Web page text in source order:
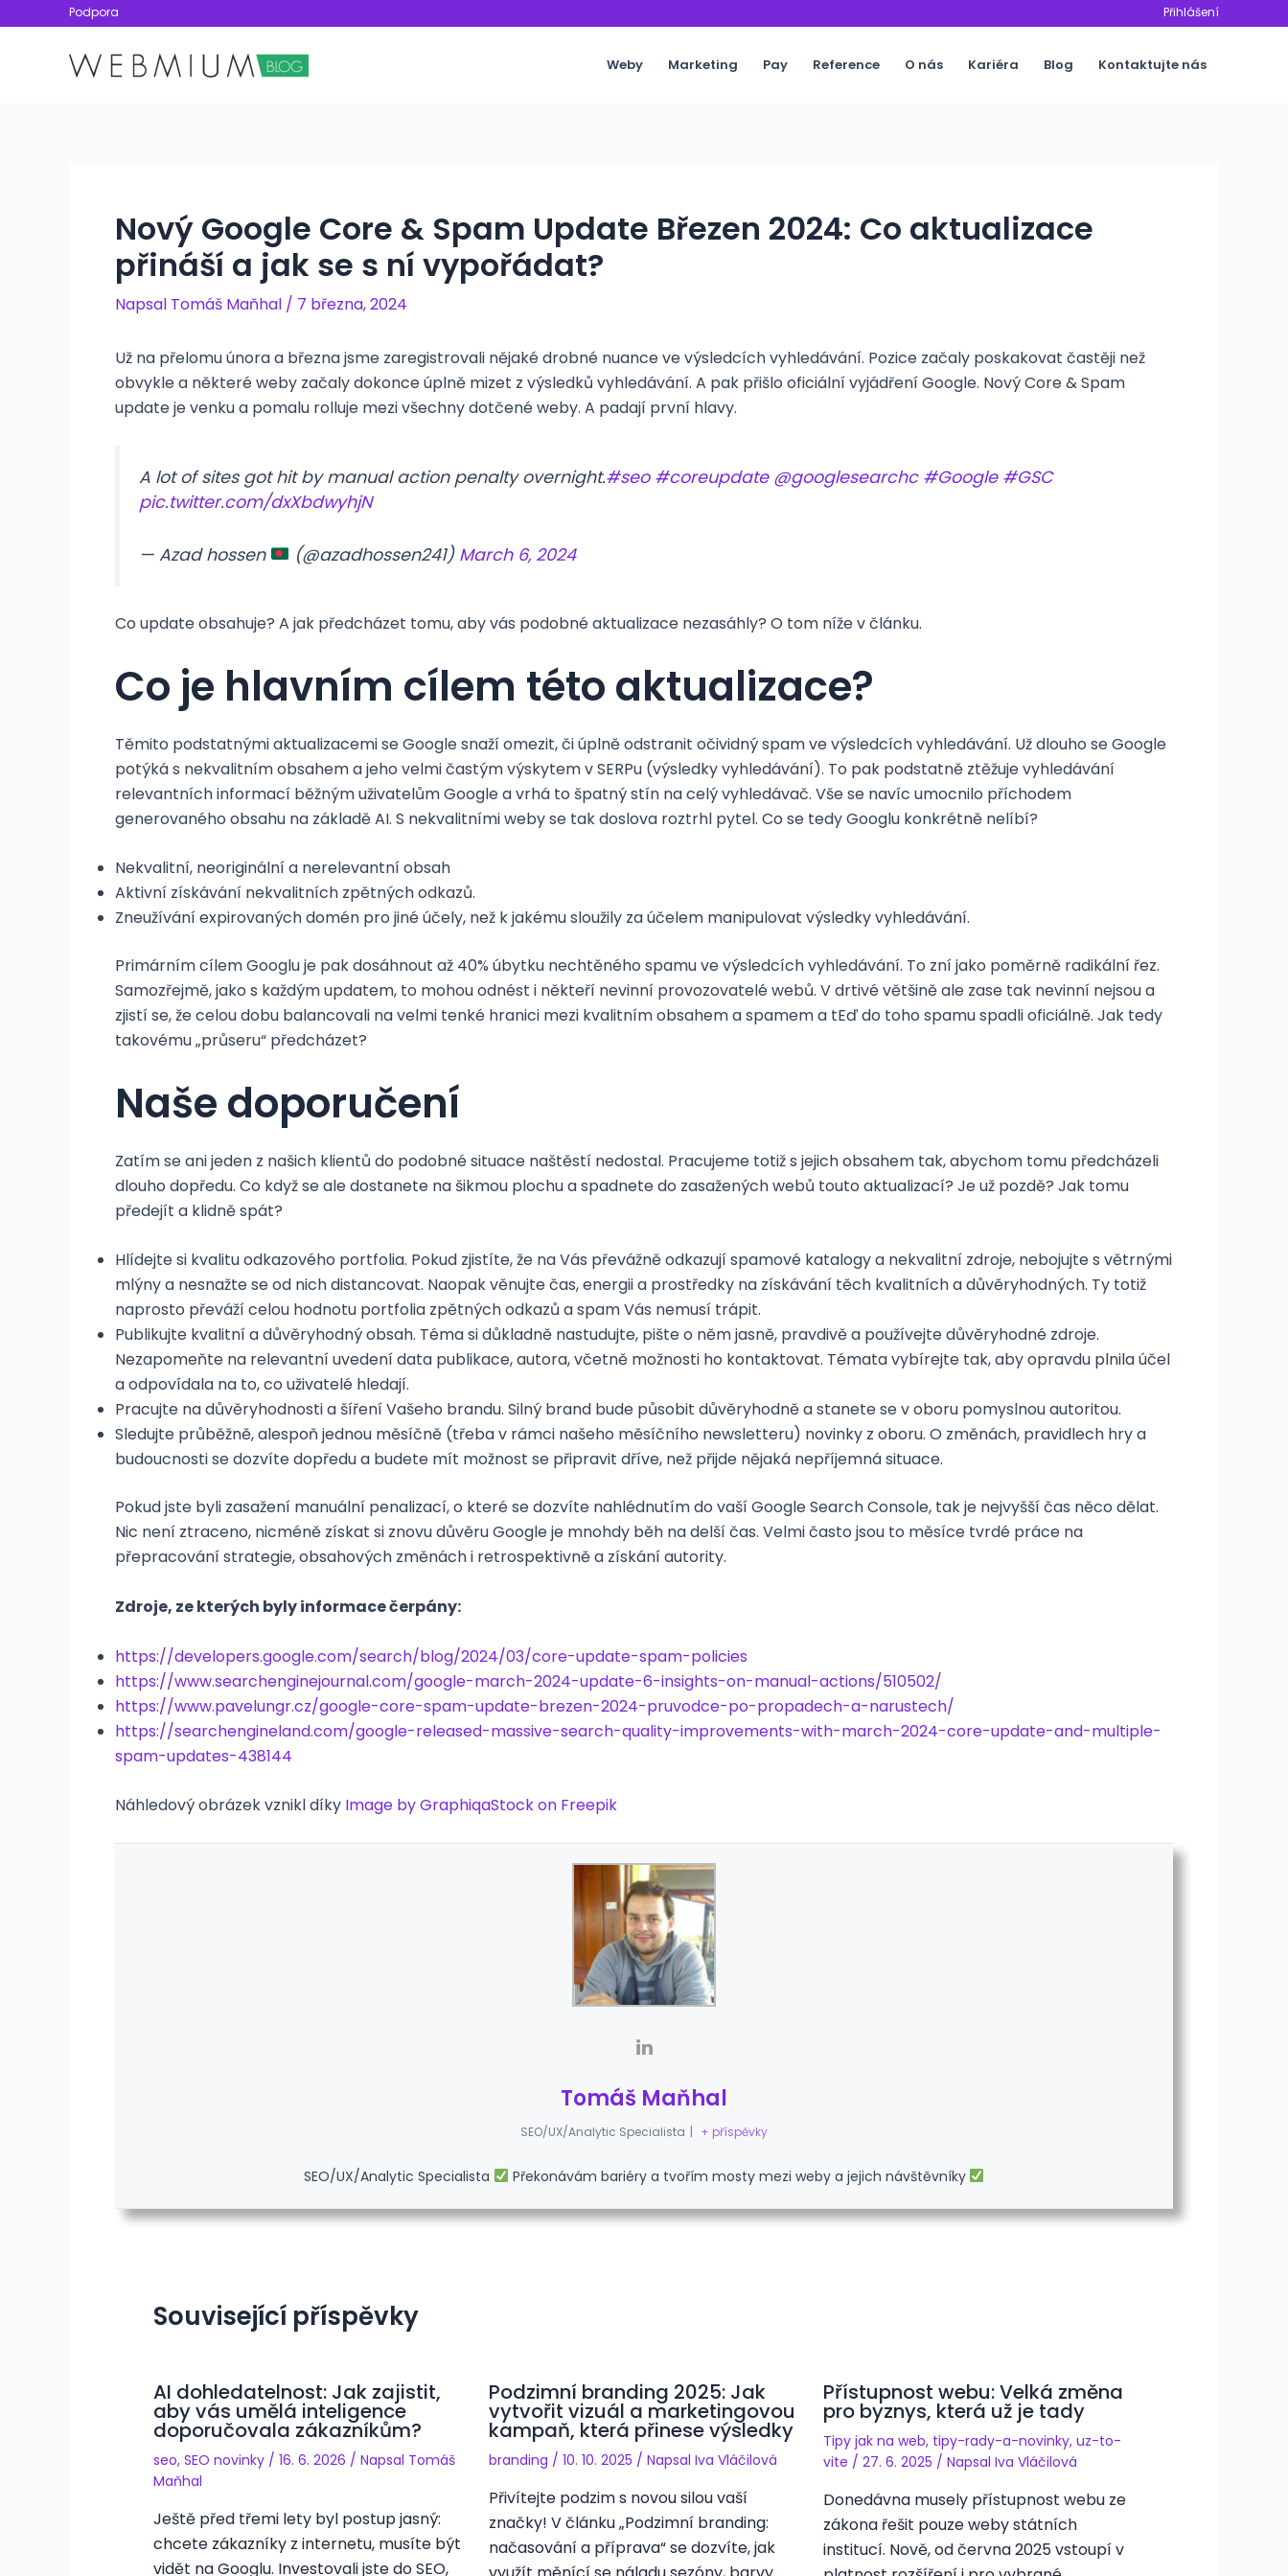
Podpora Přihlášení
Weby Marketing Pay Reference O nás Kariéra Blog Kontaktujte nás
Nový Google Core & Spam Update Březen 2024: Co aktualizace
přináší a jak se s ní vypořádat?
Napsal Tomáš Maňhal / 7 března, 2024
Už na přelomu února a března jsme zaregistrovali nějaké drobné nuance ve výsledcích vyhledávání. Pozice začaly poskakovat častěji než
obvykle a některé weby začaly dokonce úplně mizet z výsledků vyhledávání. A pak přišlo oficiální vyjádření Google. Nový Core & Spam
update je venku a pomalu rolluje mezi všechny dotčené weby. A padají první hlavy.
A lot of sites got hit by manual action penalty overnight.#seo #coreupdate @googlesearchc #Google #GSC
pic.twitter.com/dxXbdwyhjN
— Azad hossen (@azadhossen241) March 6, 2024
Co update obsahuje? A jak předcházet tomu, aby vás podobné aktualizace nezasáhly? O tom níže v článku.
Co je hlavním cílem této aktualizace?
Těmito podstatnými aktualizacemi se Google snaží omezit, či úplně odstranit očividný spam ve výsledcích vyhledávání. Už dlouho se Google
potýká s nekvalitním obsahem a jeho velmi častým výskytem v SERPu (výsledky vyhledávání). To pak podstatně ztěžuje vyhledávání
relevantních informací běžným uživatelům Google a vrhá to špatný stín na celý vyhledávač. Vše se navíc umocnilo příchodem
generovaného obsahu na základě AI. S nekvalitními weby se tak doslova roztrhl pytel. Co se tedy Googlu konkrétně nelíbí?
Nekvalitní, neoriginální a nerelevantní obsah
Aktivní získávání nekvalitních zpětných odkazů.
Zneužívání expirovaných domén pro jiné účely, než k jakému sloužily za účelem manipulovat výsledky vyhledávání.
Primárním cílem Googlu je pak dosáhnout až 40% úbytku nechtěného spamu ve výsledcích vyhledávání. To zní jako poměrně radikální řez.
Samozřejmě, jako s každým updatem, to mohou odnést i někteří nevinní provozovatelé webů. V drtivé většině ale zase tak nevinní nejsou a
zjistí se, že celou dobu balancovali na velmi tenké hranici mezi kvalitním obsahem a spamem a tEď do toho spamu spadli oficiálně. Jak tedy
takovému „průseru“ předcházet?
Naše doporučení
Zatím se ani jeden z našich klientů do podobné situace naštěstí nedostal. Pracujeme totiž s jejich obsahem tak, abychom tomu předcházeli
dlouho dopředu. Co když se ale dostanete na šikmou plochu a spadnete do zasažených webů touto aktualizací? Je už pozdě? Jak tomu
předejít a klidně spát?
Hlídejte si kvalitu odkazového portfolia. Pokud zjistíte, že na Vás převážně odkazují spamové katalogy a nekvalitní zdroje, nebojujte s větrnými
mlýny a nesnažte se od nich distancovat. Naopak věnujte čas, energii a prostředky na získávání těch kvalitních a důvěryhodných. Ty totiž
naprosto převáží celou hodnotu portfolia zpětných odkazů a spam Vás nemusí trápit.
Publikujte kvalitní a důvěryhodný obsah. Téma si důkladně nastudujte, pište o něm jasně, pravdivě a používejte důvěryhodné zdroje.
Nezapomeňte na relevantní uvedení data publikace, autora, včetně možnosti ho kontaktovat. Témata vybírejte tak, aby opravdu plnila účel
a odpovídala na to, co uživatelé hledají.
Pracujte na důvěryhodnosti a šíření Vašeho brandu. Silný brand bude působit důvěryhodně a stanete se v oboru pomyslnou autoritou.
Sledujte průběžně, alespoň jednou měsíčně (třeba v rámci našeho měsíčního newsletteru) novinky z oboru. O změnách, pravidlech hry a
budoucnosti se dozvíte dopředu a budete mít možnost se připravit dříve, než přijde nějaká nepříjemná situace.
Pokud jste byli zasažení manuální penalizací, o které se dozvíte nahlédnutím do vaší Google Search Console, tak je nejvyšší čas něco dělat.
Nic není ztraceno, nicméně získat si znovu důvěru Google je mnohdy běh na delší čas. Velmi často jsou to měsíce tvrdé práce na
přepracování strategie, obsahových změnách i retrospektivně a získání autority.
Zdroje, ze kterých byly informace čerpány:
https://developers.google.com/search/blog/2024/03/core-update-spam-policies
https://www.searchenginejournal.com/google-march-2024-update-6-insights-on-manual-actions/510502/
https://www.pavelungr.cz/google-core-spam-update-brezen-2024-pruvodce-po-propadech-a-narustech/
https://searchengineland.com/google-released-massive-search-quality-improvements-with-march-2024-core-update-and-multiple-
spam-updates-438144
Náhledový obrázek vznikl díky Image by GraphiqaStock on Freepik
Tomáš Maňhal
SEO/UX/Analytic Specialista | + příspěvky
SEO/UX/Analytic Specialista Překonávám bariéry a tvořím mosty mezi weby a jejich návštěvníky
Související příspěvky
AI dohledatelnost: Jak zajistit,
aby vás umělá inteligence
doporučovala zákazníkům?
seo, SEO novinky / 16. 6. 2026 / Napsal Tomáš
Maňhal
Ještě před třemi lety byl postup jasný:
chcete zákazníky z internetu, musíte být
vidět na Googlu. Investovali jste do SEO,
Podzimní branding 2025: Jak
vytvořit vizuál a marketingovou
kampaň, která přinese výsledky
branding / 10. 10. 2025 / Napsal Iva Vláčilová
Přivítejte podzim s novou silou vaší
značky! V článku „Podzimní branding:
načasování a příprava“ se dozvíte, jak
Přístupnost webu: Velká změna
pro byznys, která už je tady
Tipy jak na web, tipy-rady-a-novinky,uz-to-
vite /27. 6. 2025 / NapsalIva Vláčilová
Donedávna musely přístupnost webu ze
zákona řešit pouze weby státních
institucí. Nově, od června 2025 vstoupí v